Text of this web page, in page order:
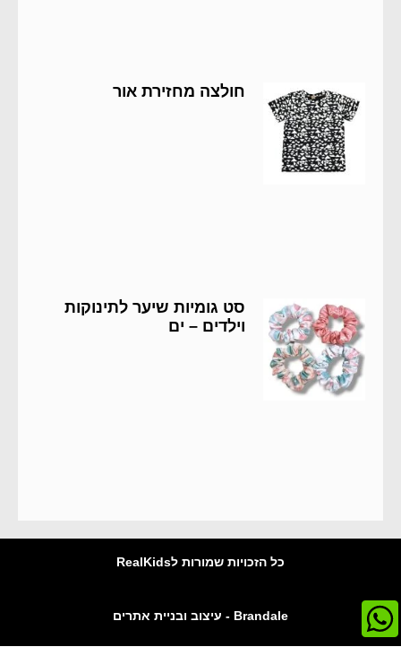
חולצה מחזירת אור
סט גומיות שיער לתינוקות
וילדים – ים
כל הזכויות שמורות לRealKids
Brandale - עיצוב ובניית אתרים